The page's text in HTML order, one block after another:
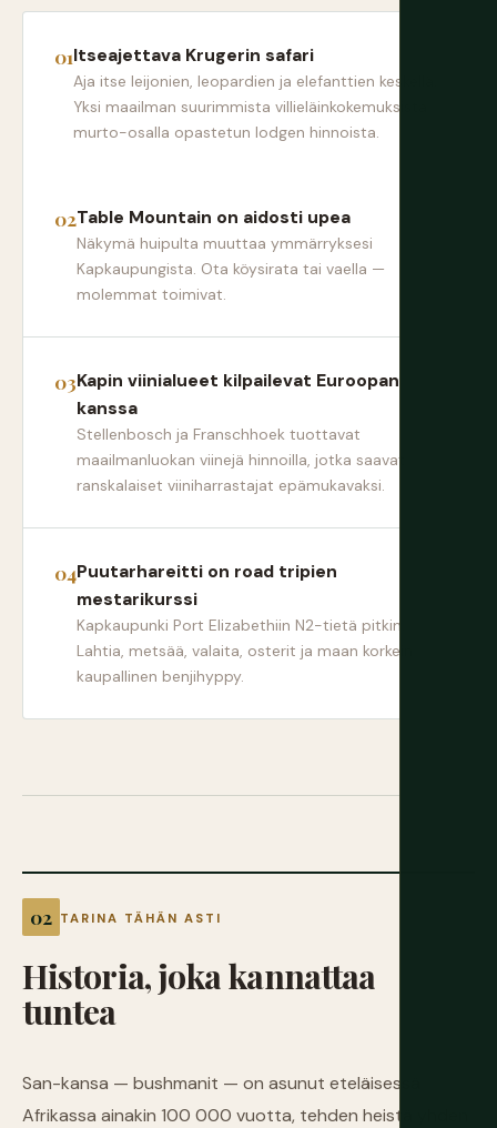
Itseajettava Krugerin safari
Aja itse leijonien, leopardien ja elefanttien keskellä.
Yksi maailman suurimmista villieläinkokemuksista
murto-osalla opastetun lodgen hinnoista.
Table Mountain on aidosti upea
Näkymä huipulta muuttaa ymmärryksesi
Kapkaupungista. Ota köysirata tai vaella —
molemmat toimivat.
Kapin viinialueet kilpailevat Euroopan
kanssa
Stellenbosch ja Franschhoek tuottavat
maailmanluokan viinejä hinnoilla, jotka saavat
ranskalaiset viiniharrastajat epämukavaksi.
Puutarhareitti on road tripien
mestarikurssi
Kapkaupunki Port Elizabethiin N2-tietä pitkin.
Lahtia, metsää, valaita, osterit ja maan korkein
kaupallinen benjihyppy.
TARINA TÄHÄN ASTI
Historia,jokakannattaa
tuntea
San-kansa — bushmanit — on asunut eteläisessä
Afrikassa ainakin 100 000 vuotta, tehden heistä yhden